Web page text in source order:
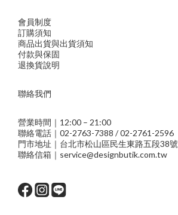
會員制度
訂購須知
商品出貨與出貨須知
付款與保固
退換貨說明
聯絡我們
營業時間｜12:00 – 21:00
聯絡電話｜02-2763-7388 / 02-2761-2596
門市地址｜台北市松山區民生東路五段38號
聯絡信箱｜service@designbutik.com.tw